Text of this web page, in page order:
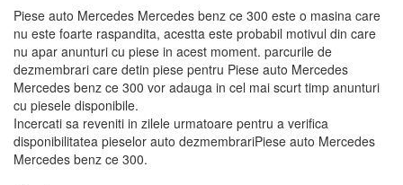
Piese auto Mercedes Mercedes benz ce 300 este o masina care
nu este foarte raspandita, acestta este probabil motivul din care
nu apar anunturi cu piese in acest moment. parcurile de
dezmembrari care detin piese pentru Piese auto Mercedes
Mercedes benz ce 300 vor adauga in cel mai scurt timp anunturi
cu piesele disponibile.
Incercati sa reveniti in zilele urmatoare pentru a verifica
disponibilitatea pieselor auto dezmembrariPiese auto Mercedes
Mercedes benz ce 300.